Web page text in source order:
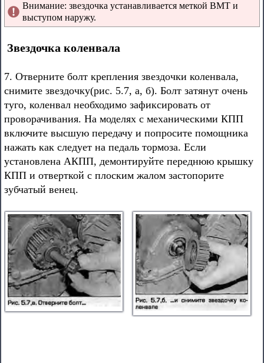
Внимание: звездочка устанавливается меткой ВМТ и
выступом наружу.
Звездочка коленвала
7. Отверните болт крепления звездочки коленвала,
снимите звездочку(рис. 5.7, а, б). Болт затянут очень
туго, коленвал необходимо зафиксировать от
проворачивания. На моделях с механическими КПП
включите высшую передачу и попросите помощника
нажать как следует на педаль тормоза. Если
установлена АКПП, демонтируйте переднюю крышку
КПП и отверткой с плоским жалом застопорите
зубчатый венец.